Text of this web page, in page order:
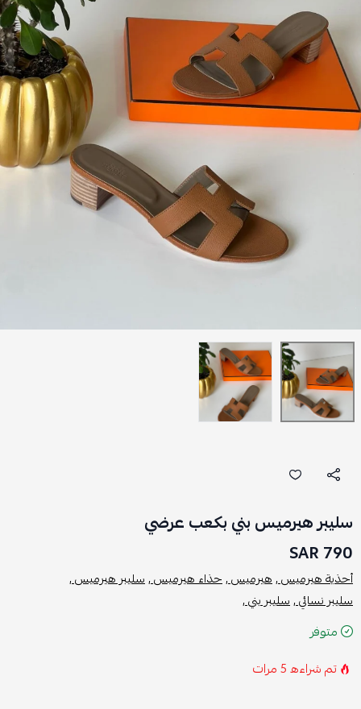
سليبر هيرميس بني بكعب عرضي
790 SAR
أحذية هيرميس ,هيرميس ,حذاء هيرميس ,سليبر هيرميس ,
سليبر نسائي ,سليبر بني ,
متوفر
تم شراءه5مرات